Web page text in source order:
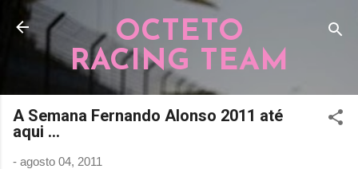
Pular para o conteúdo principal
OCTETO
RACING TEAM
A Semana Fernando Alonso 2011 até
aqui ...
- agosto 04, 2011